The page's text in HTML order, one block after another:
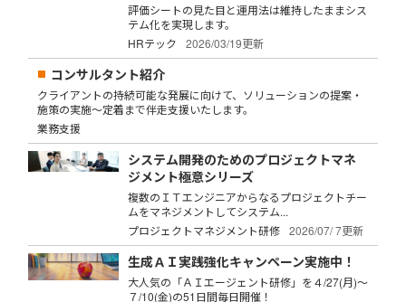
評価シートの見た目と運用法は維持したままシス
テム化を実現します。
HRテック
2026/03/19更新
コンサルタント紹介
クライアントの持続可能な発展に向けて、ソリューションの提案・
施策の実施～定着まで伴走支援いたします。
業務支援
システム開発のためのプロジェクトマネ
ジメント極意シリーズ
複数のＩＴエンジニアからなるプロジェクトチー
ムをマネジメントしてシステム...
プロジェクトマネジメント研修
2026/07/ 7更新
生成ＡＩ実践強化キャンペーン実施中！
大人気の「ＡＩエージェント研修」を４/27(月)～
７/10(金)の51日間毎日開催！